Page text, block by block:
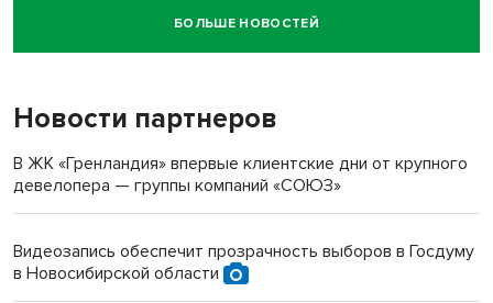
Новосибирский суд наказал водителя за смерть
пенсионерки на вокзале
«Мы живём на пастбище!»: в новосибирском селе лошади
терроризируют жителей
Новосибирский преподаватель с женой вошли в топ-16
БОЛЬШЕ НОВОСТЕЙ
Новости партнеров
В ЖК «Гренландия» впервые клиентские дни от крупного
девелопера — группы компаний «СОЮЗ»
Видеозапись обеспечит прозрачность выборов в Госдуму
в Новосибирской области